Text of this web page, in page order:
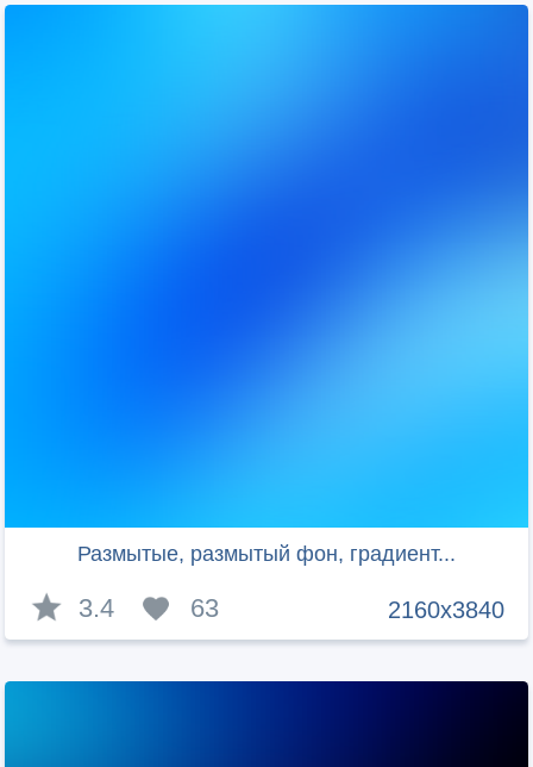
Размытые, размытый фон, градиент...
2160x3840
3.4 63